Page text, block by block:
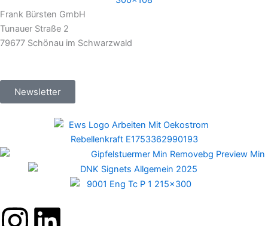
Frank Bürsten GmbH
Tunauer Straße 2
79677 Schönau im Schwarzwald
Newsletter